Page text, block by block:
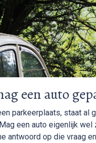
een auto
parkeerplaats, staat al
een auto eigenlijk
antwoord op die vraag